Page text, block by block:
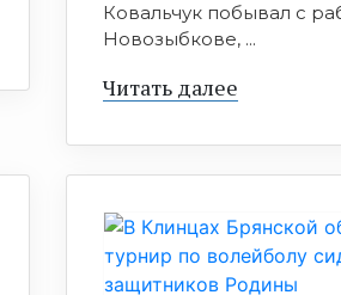
Ковальчук побывал с
Новозыбкове, ...
Читать далее